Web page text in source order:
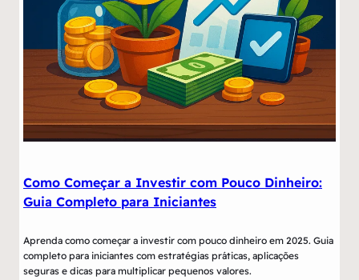
Como Começar a Investir com Pouco Dinheiro:
Guia Completo para Iniciantes
Aprenda como começar a investir com pouco dinheiro em 2025. Guia
completo para iniciantes com estratégias práticas, aplicações
seguras e dicas para multiplicar pequenos valores.